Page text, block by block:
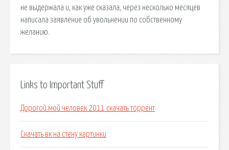
не выдержала и, как уже сказала, через несколько месяцев
написала заявление об увольнении по собственному
желанию.
Links to Important Stuff
Дорогой мой человек 2011 скачать торрент
Скачать вк на стену картинки